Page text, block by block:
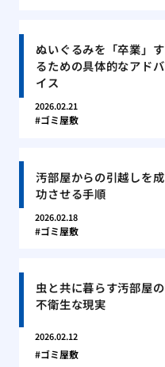
ぬいぐるみを「卒業」す
るための具体的なアドバ
イス
2026.02.21
ゴミ屋敷
汚部屋からの引越しを成
功させる手順
2026.02.18
ゴミ屋敷
虫と共に暮らす汚部屋の
不衛生な現実
2026.02.12
ゴミ屋敷